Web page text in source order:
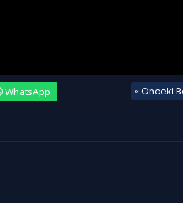
WhatsApp « Önceki